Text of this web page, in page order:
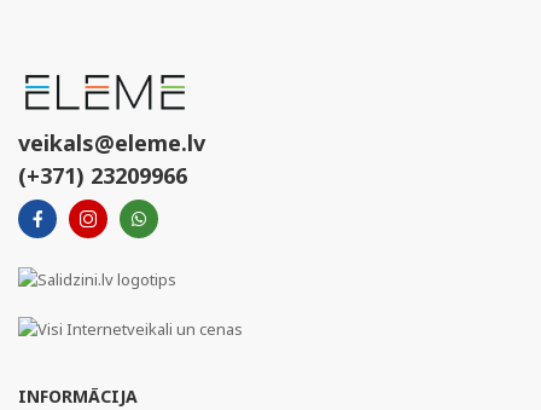
veikals@eleme.lv
(+371) 23209966
INFORMĀCIJA